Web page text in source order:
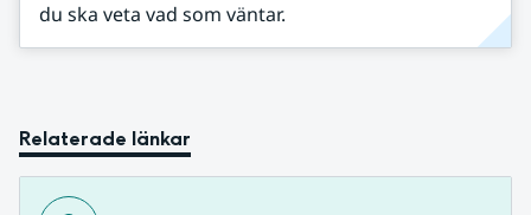
du ska veta vad som väntar.
Relaterade länkar